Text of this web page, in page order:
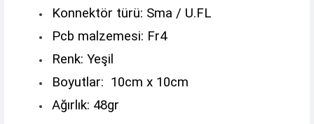
Konnektör türü: Sma / U.FL
Pcb malzemesi: Fr4
Renk: Yeşil
Boyutlar: 10cm x 10cm
Ağırlık: 48gr